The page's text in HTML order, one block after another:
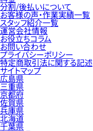
分割/後払いについて
お客様の声・作業実績一覧
スタッフ紹介一覧
運営会社情報
お役立ちコラム
お問い合わせ
プライバシーポリシー
特定商取引法に関する記述
サイトマップ
広島県
三重県
京都府
佐賀県
兵庫県
北海道
千葉県